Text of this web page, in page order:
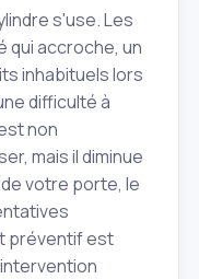
s'use. Les
qui accroche, un
inhabituels lors
difficulté à
non
mais il diminue
votre porte, le
préventif est